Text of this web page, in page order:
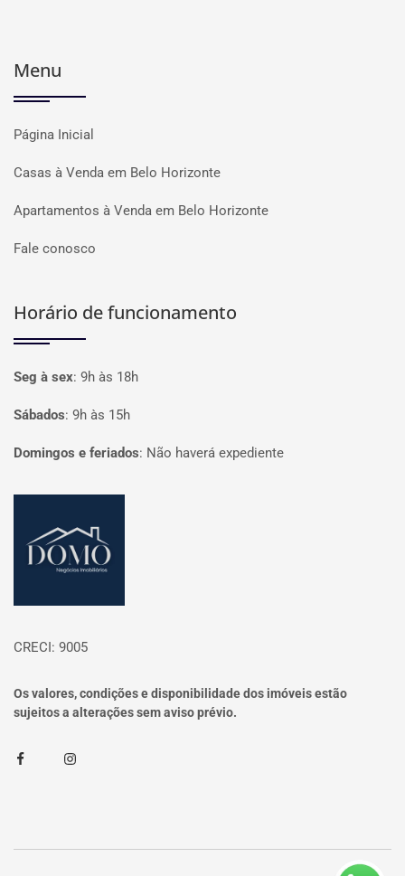
Menu
Página Inicial
Casas à Venda em Belo Horizonte
Apartamentos à Venda em Belo Horizonte
Fale conosco
Horário de funcionamento
Seg à sex: 9h às 18h
Sábados: 9h às 15h
Domingos e feriados: Não haverá expediente
CRECI: 9005
Os valores, condições e disponibilidade dos imóveis estão
sujeitos a alterações sem aviso prévio.
FacebookInstagram